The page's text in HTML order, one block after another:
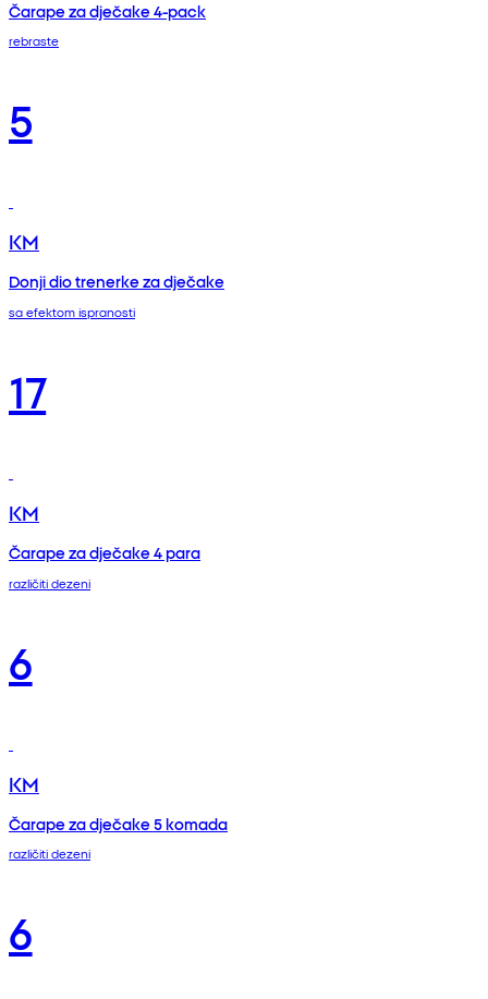
Čarape za dječake 4-pack
rebraste
5
KM
Donji dio trenerke za dječake
sa efektom ispranosti
17
KM
Čarape za dječake 4 para
različiti dezeni
6
KM
Čarape za dječake 5 komada
različiti dezeni
6